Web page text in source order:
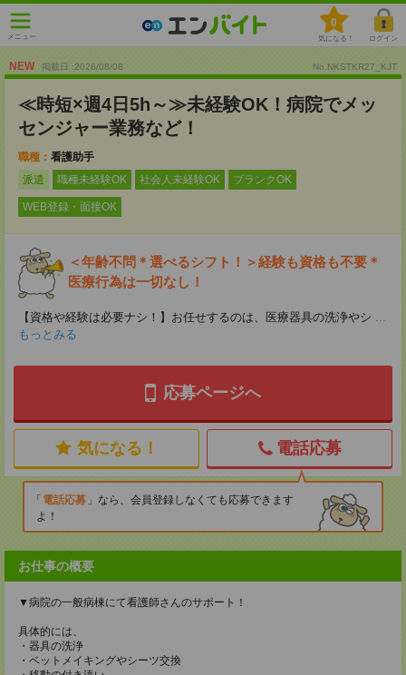
メニュー
0
気になる！ ログイン
NEW 掲載日 :2026/08/08 No.NKSTKR27_KJT
≪時短×週4日5h～≫未経験OK！病院でメッ
センジャー業務など！
職種： 看護助手
派遣
職種未経験OK 社会人未経験OK ブランクOK
WEB登録・面接OK
＜年齢不問＊選べるシフト！＞経験も資格も不要＊
医療行為は一切なし！
【資格や経験は必要ナシ！】お任せするのは、医療器具の洗浄やシ ...
もっとみる
応募ページへ
気になる！ 電話応募
電話応募
なら、会員登録しなくても応募できます
よ！
お仕事の概要
▼病院の一般病棟にて看護師さんのサポート！
具体的には、
・器具の洗浄
・ベットメイキングやシーツ交換